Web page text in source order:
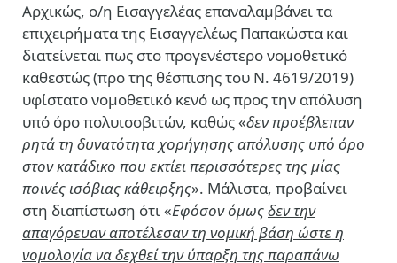
Αρχικώς, ο/η Εισαγγελέας επαναλαμβάνει τα
επιχειρήματα της Εισαγγελέως Παπακώστα και
διατείνεται πως στο προγενέστερο νομοθετικό
καθεστώς (προ της θέσπισης του Ν. 4619/2019)
υφίστατο νομοθετικό κενό ως προς την απόλυση
υπό όρο πολυισοβιτών, καθώς «δεν προέβλεπαν
ρητά τη δυνατότητα χορήγησης απόλυσης υπό όρο
στον κατάδικο που εκτίει περισσότερες της μίας
ποινές ισόβιας κάθειρξης». Μάλιστα, προβαίνει
στη διαπίστωση ότι «Εφόσον όμωςδεν την
απαγόρευαν αποτέλεσαν τη νομική βάση ώστε η
νομολογία να δεχθεί την ύπαρξη της παραπάνω